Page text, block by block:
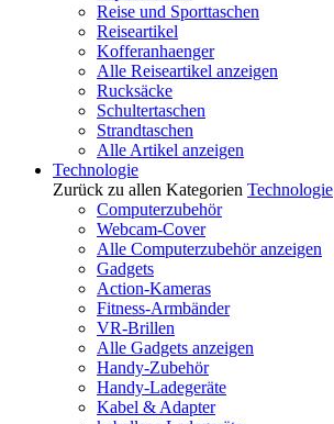
Reise und Sporttaschen
Reiseartikel
Kofferanhaenger
Alle Reiseartikel anzeigen
Rucksäcke
Schultertaschen
Strandtaschen
Alle Artikel anzeigen
Technologie
Zurück zu allen Kategorien Technologie
Computerzubehör
Webcam-Cover
Alle Computerzubehör anzeigen
Gadgets
Action-Kameras
Fitness-Armbänder
VR-Brillen
Alle Gadgets anzeigen
Handy-Zubehör
Handy-Ladegeräte
Kabel & Adapter